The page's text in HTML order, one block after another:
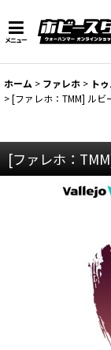
メニュー
ホーム > ファレホ > ト
>[ファレホ：TMM] ルビ
[ファレホ：